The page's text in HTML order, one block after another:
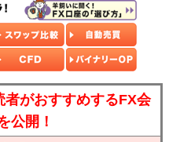
者がおすすめするFX会
公開！